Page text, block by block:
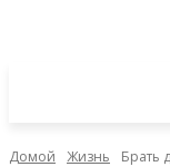
Домой Жизнь Брать